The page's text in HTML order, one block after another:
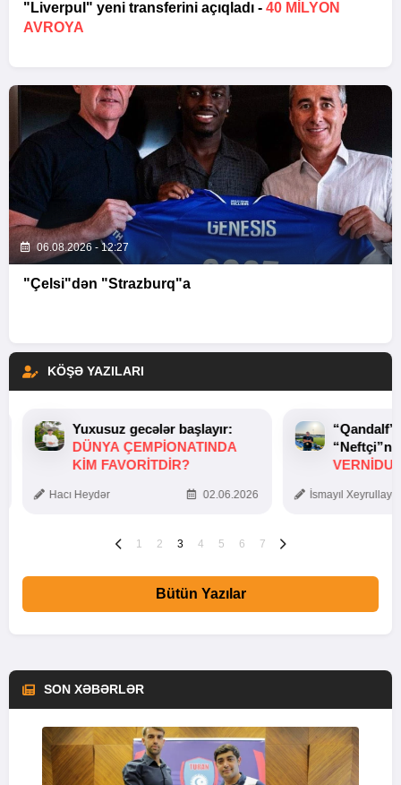
"Liverpul" yeni transferini açıqladı - 40 MILYON
AVROYA
06.08.2026 - 12:27
"Çelsi"dən "Strazburq"a
KÖŞƏ YAZILARI
Yuxusuz gecələr başlayır:
DÜNYA ÇEMPIONATINDA
KIM FAVORITDIR?
Hacı Heydər 02.06.2026 İsmayıl
1 2 3 4 5 6 7
Bütün Yazılar
SON XƏBƏRLƏR